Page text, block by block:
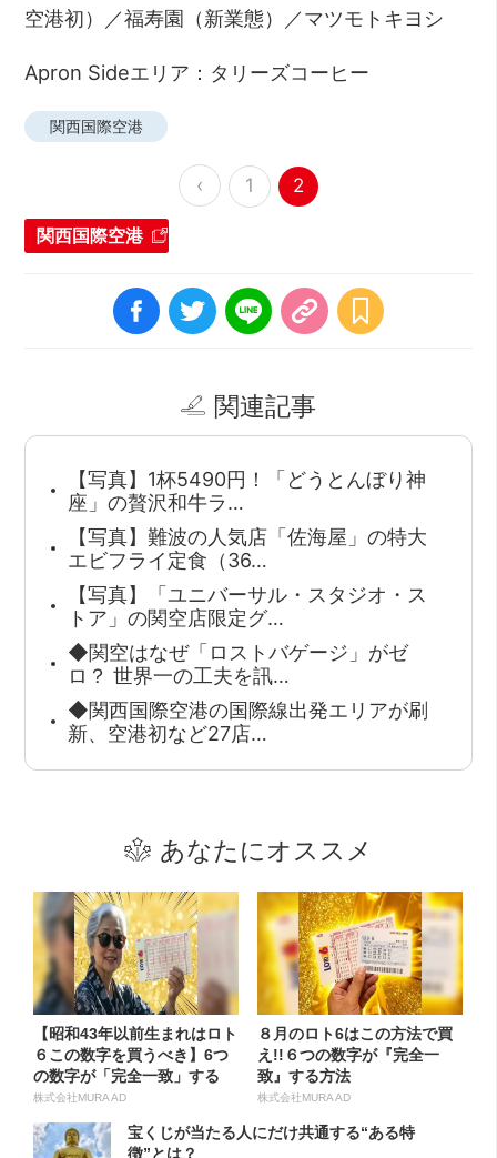
空港初）／福寿園（新業態）／マツモトキヨシ
Apron Sideエリア：タリーズコーヒー
関西国際空港
‹ 1 2
関西国際空港
関連記事
【写真】1杯5490円！「どうとんぼり神
座」の贅沢和牛ラ…
【写真】難波の人気店「佐海屋」の特大
エビフライ定食（36…
【写真】「ユニバーサル・スタジオ・ス
トア」の関空店限定グ…
◆関空はなぜ「ロストバゲージ」がゼ
ロ？ 世界一の工夫を訊…
◆関西国際空港の国際線出発エリアが刷
新、空港初など27店…
あなたにオススメ
【昭和43年以前生まれはロト
６この数字を買うべき】6つ
の数字が「完全一致」する
方...
株式会社MURA AD
８月のロト6はこの方法で買
え!!６つの数字が『完全一
致』する方法
株式会社MURA AD
宝くじが当たる人にだけ共通する“ある特
徴”とは？